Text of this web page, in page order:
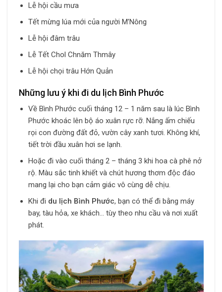
Lễ hội cầu mưa
Tết mừng lúa mới của người M’Nông
Lễ hội đâm trâu
Lễ Tết Chol Chnăm Thmây
Lễ hội chọi trâu Hớn Quản
Những lưu ý khi đi du lịch Bình Phước
Về Bình Phước cuối tháng 12 – 1 năm sau là lúc Bình
Phước khoác lên bộ áo xuân rực rỡ. Nắng ấm chiếu
rọi con đường đất đỏ, vườn cây xanh tươi. Không khí,
tiết trời đầu xuân hơi se lạnh.
Hoặc đi vào cuối tháng 2 – tháng 3 khi hoa cà phê nở
rộ. Màu sắc tinh khiết và chút hương thơm độc đáo
mang lại cho bạn cảm giác vô cùng dễ chịu.
Khi đi du lịch Bình Phước, bạn có thể đi bằng máy
bay, tàu hỏa, xe khách… tùy theo nhu cầu và nơi xuất
phát.